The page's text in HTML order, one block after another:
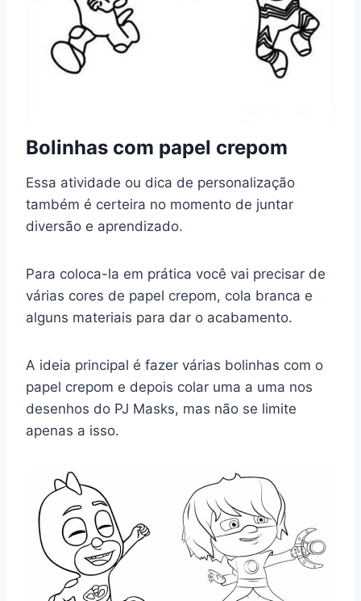
Bolinhas com papel crepom
Essa atividade ou dica de personalização
também é certeira no momento de juntar
diversão e aprendizado.
Para coloca-la em prática você vai precisar de
várias cores de papel crepom, cola branca e
alguns materiais para dar o acabamento.
A ideia principal é fazer várias bolinhas com o
papel crepom e depois colar uma a uma nos
desenhos do PJ Masks, mas não se limite
apenas a isso.